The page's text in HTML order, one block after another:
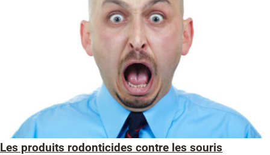
Les produits rodonticides contre les souris